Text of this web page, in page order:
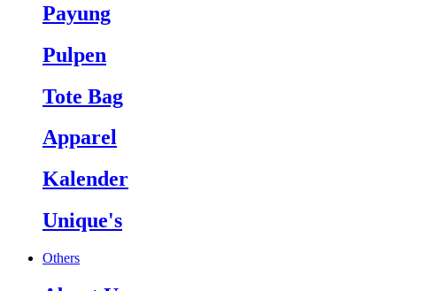
Payung
Pulpen
Tote Bag
Apparel
Kalender
Unique's
Others